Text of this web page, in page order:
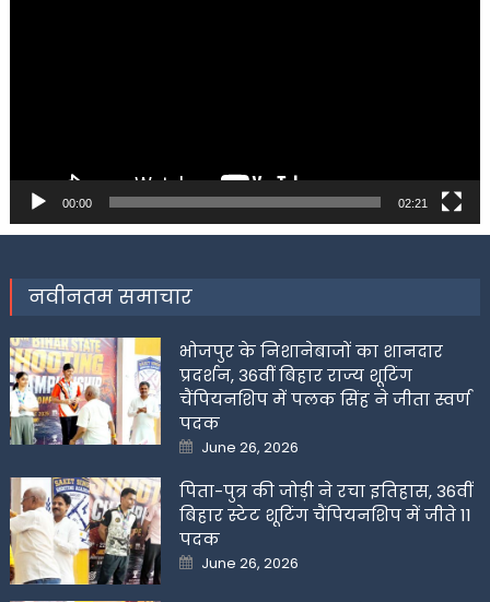
00:00 02:21
नवीनतम समाचार
भोजपुर के निशानेबाजों का शानदार
प्रदर्शन, 36वीं बिहार राज्य शूटिंग
चैंपियनशिप में पलक सिंह ने जीता स्वर्ण
पदक
Posted
on
June 26, 2026
पिता-पुत्र की जोड़ी ने रचा इतिहास, 36वीं
बिहार स्टेट शूटिंग चैंपियनशिप में जीते 11
पदक
Posted
on
June 26, 2026